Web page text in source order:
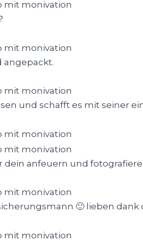
angepackt.
und schafft es mit seiner
dein anfeuern und
🙂 lieben dank